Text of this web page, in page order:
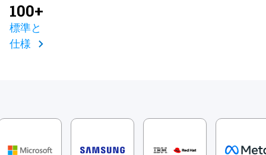
100+
標準と
仕様